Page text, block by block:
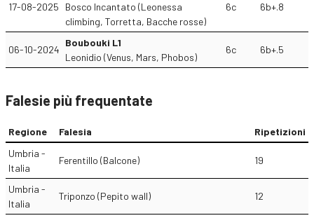
17-08-2025
Bosco Incantato (Leonessa
climbing, Torretta, Bacche rosse)
6c 6b+.8
06-10-2024
Boubouki L1
Leonidio (Venus, Mars, Phobos)
6c 6b+.5
Falesie più frequentate
Regione Falesia
Ripetizioni
Umbria -
Italia
Ferentillo (Balcone) 19
Umbria -
Italia
Triponzo (Pepito wall) 12